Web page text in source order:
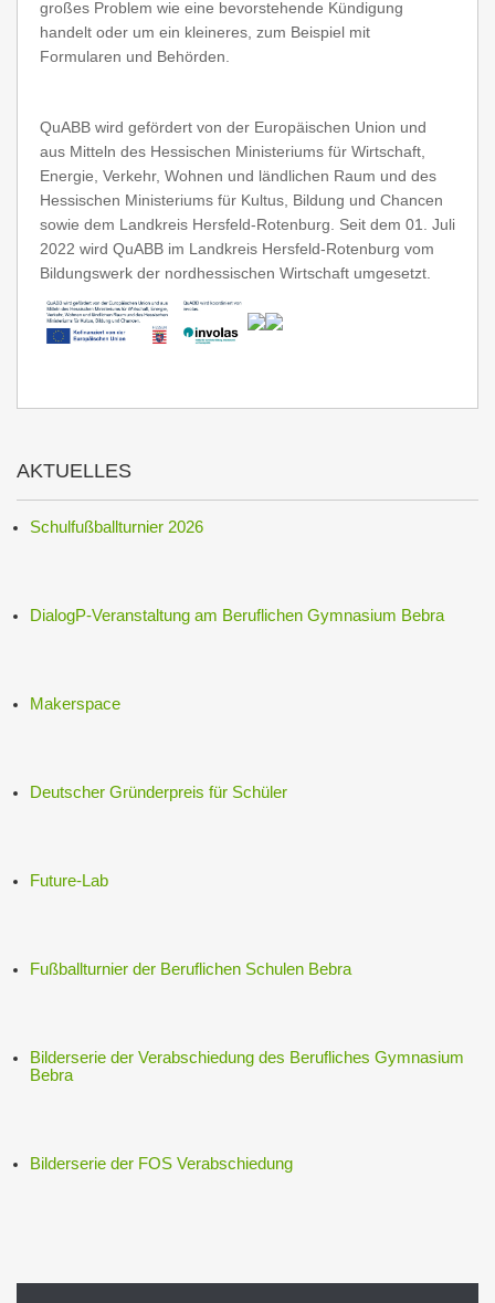
großes Problem wie eine bevorstehende Kündigung
handelt oder um ein kleineres, zum Beispiel mit
Formularen und Behörden.
QuABB wird gefördert von der Europäischen Union und
aus Mitteln des Hessischen Ministeriums für Wirtschaft,
Energie, Verkehr, Wohnen und ländlichen Raum und des
Hessischen Ministeriums für Kultus, Bildung und Chancen
sowie dem Landkreis Hersfeld-Rotenburg. Seit dem 01. Juli
2022 wird QuABB im Landkreis Hersfeld-Rotenburg vom
Bildungswerk der nordhessischen Wirtschaft umgesetzt.
AKTUELLES
Schulfußballturnier 2026
DialogP-Veranstaltung am Beruflichen Gymnasium Bebra
Makerspace
Deutscher Gründerpreis für Schüler
Future-Lab
Fußballturnier der Beruflichen Schulen Bebra
Bilderserie der Verabschiedung des Berufliches Gymnasium
Bebra
Bilderserie der FOS Verabschiedung